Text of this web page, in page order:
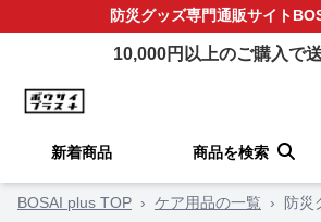
防災グッズ専門通販サイト
10,000円以上のご購入で
新着商品 商品を検索
BOSAI plus TOP › ケア用品の一覧 › 防災